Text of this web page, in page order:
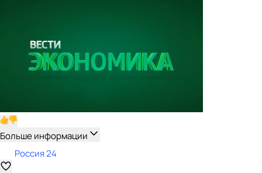
Больше информации
Россия 24